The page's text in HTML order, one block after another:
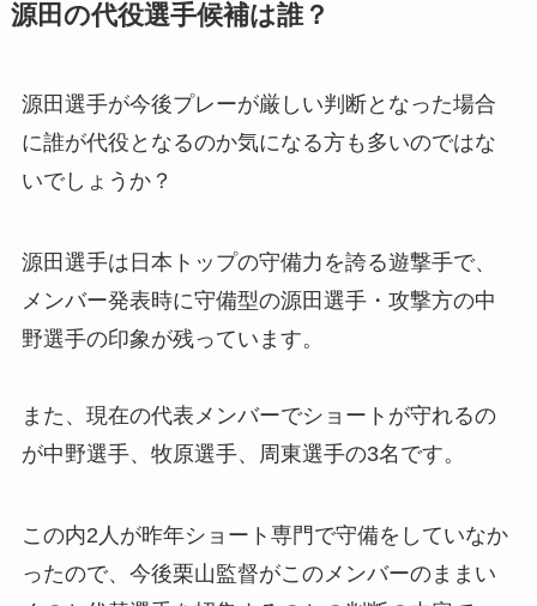
源田の代役選手候補は誰？
源田選手が今後プレーが厳しい判断となった場合
に誰が代役となるのか気になる方も多いのではな
いでしょうか？
源田選手は日本トップの守備力を誇る遊撃手で、
メンバー発表時に守備型の源田選手・攻撃方の中
野選手の印象が残っています。
また、現在の代表メンバーでショートが守れるの
が中野選手、牧原選手、周東選手の3名です。
この内2人が昨年ショート専門で守備をしていなか
ったので、今後栗山監督がこのメンバーのままい